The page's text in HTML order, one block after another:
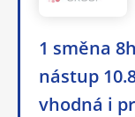
1 směna
nástup
vhodná i